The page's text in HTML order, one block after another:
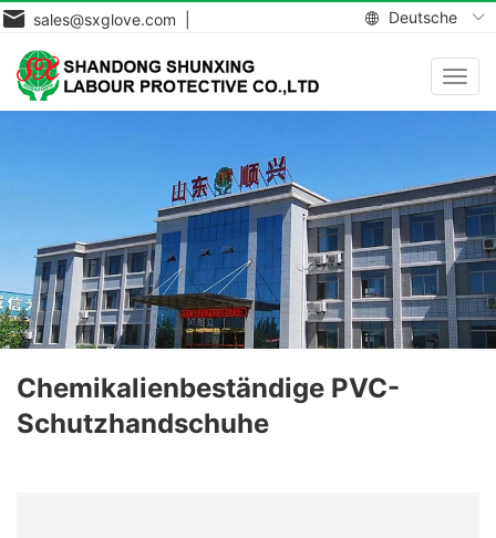
Deutsche
sales@sxglove.com |
Chemikalienbeständige PVC-
Schutzhandschuhe